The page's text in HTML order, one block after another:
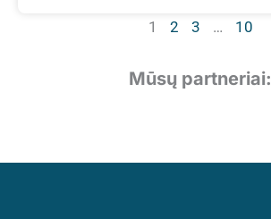
1 2 3 … 10
Mūsų partneriai: